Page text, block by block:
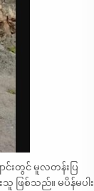
းတွင် မူလတန်းပြ
ြစ်သည်။ မပိန်မပါး